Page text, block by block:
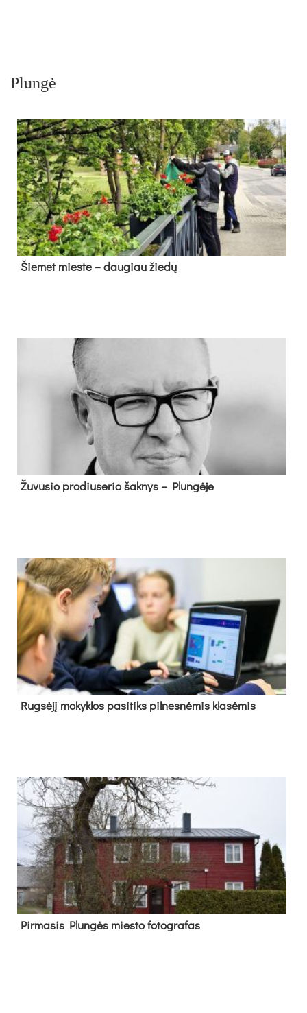
Plungė
Šie­met mies­te – dau­giau žie­dų
Žu­vu­sio pro­diu­se­rio šak­nys – Plun­gė­je
Rug­sė­jį mo­kyk­los pa­si­tiks pil­nes­nė­mis kla­sė­mis
Pir­ma­sis Plun­gės mies­to fo­tog­ra­fas